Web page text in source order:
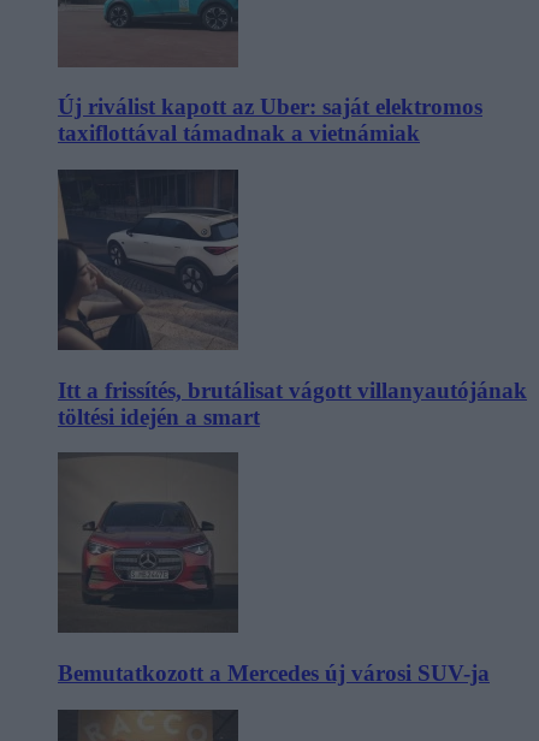
Új riválist kapott az Uber: saját elektromos
taxiflottával támadnak a vietnámiak
Itt a frissítés, brutálisat vágott villanyautójának
töltési idején a smart
Bemutatkozott a Mercedes új városi SUV-ja